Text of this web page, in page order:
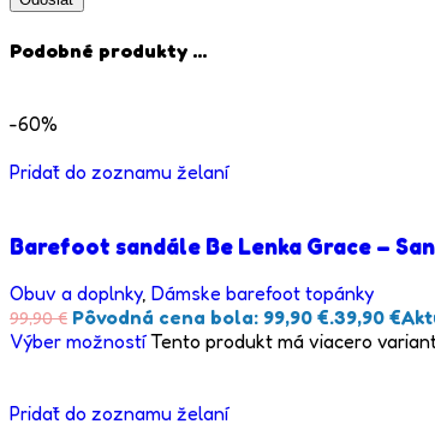
Podobné produkty ...
-60%
Pridať do zoznamu želaní
Barefoot sandále Be Lenka Grace –
Obuv a doplnky, Dámske barefoot topánky
99,90€ Pôvodná cena bola: 99,90 €.39,90 €
Výber možností Tento produkt má viacero
Pridať do zoznamu želaní